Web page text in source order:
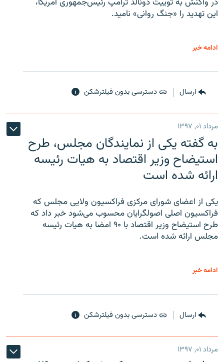
این تهدید را «جنگ روانی» نامید.
ادامه خبر
ارسال دسترسی بدون فیلترشکن
مرداد ۰۱, ۱۳۹۷
به گفته یکی از نمایندگان مجلس، طرح
استیضاح وزیر اقتصاد به هیات رئیسه
ارائه شده است
یکی از اعضای شورای مرکزی فراکسیون ولایی مجلس که
فراکسیون اصلی اصولگرایان محسوب می‌شود خبر داد که
طرح استیضاح وزیر اقتصاد با ۹۰ امضا به هیات رئیسه
مجلس ارائه شده است.
ادامه خبر
ارسال دسترسی بدون فیلترشکن
مرداد ۰۱, ۱۳۹۷